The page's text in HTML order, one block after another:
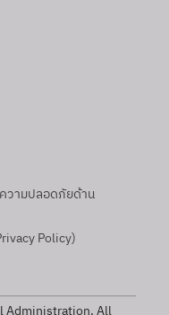
วามปลอดภัยด้าน
Policy)
Administration. All